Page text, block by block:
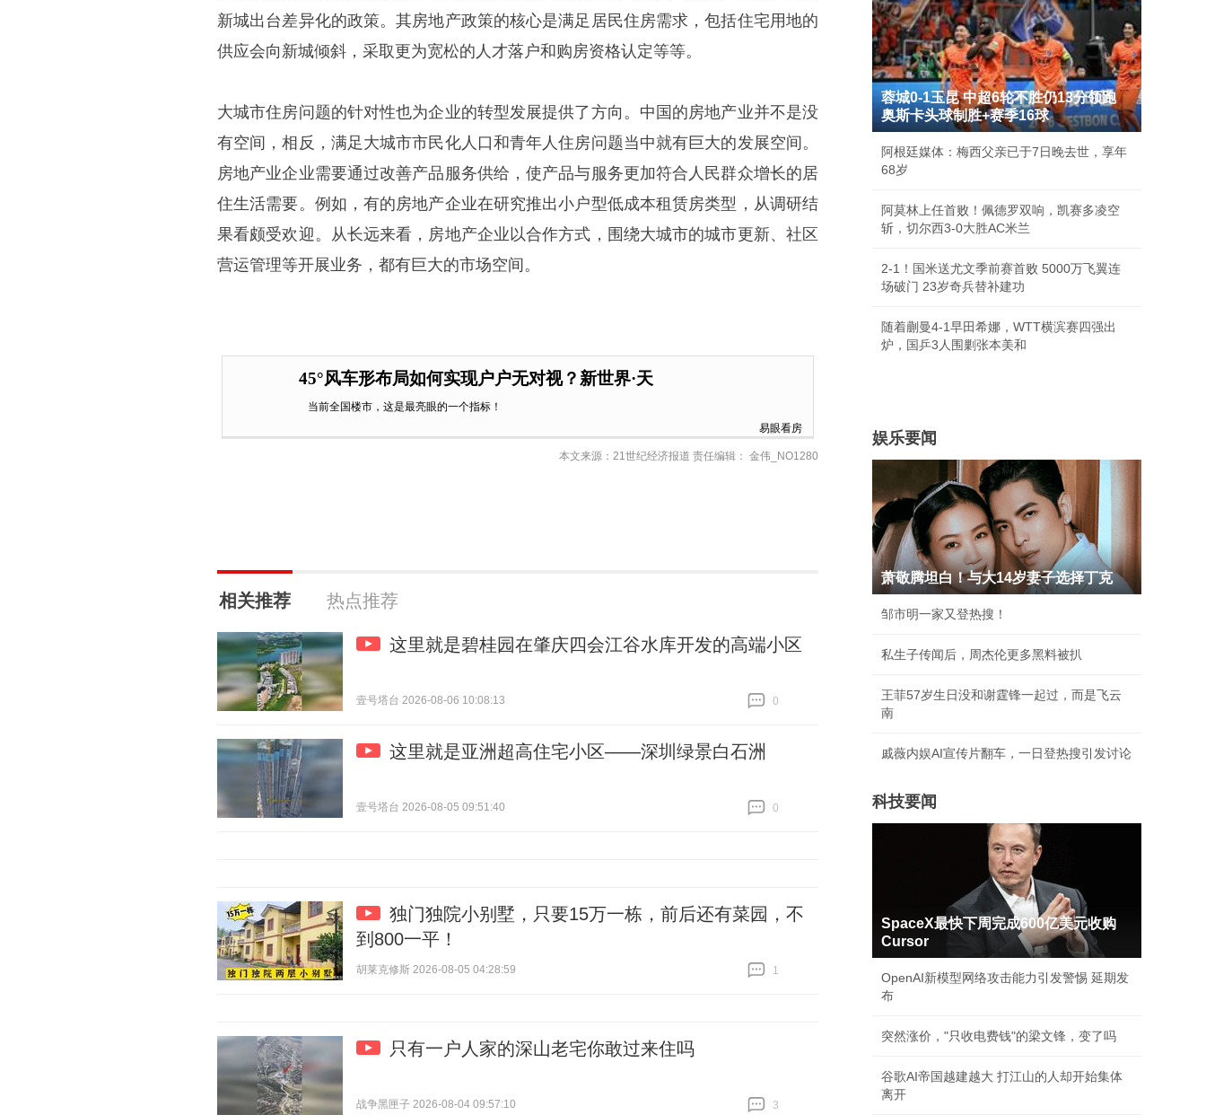
新城出台差异化的政策。其房地产政策的核心是满足居民住房需求，包括住宅用地的
供应会向新城倾斜，采取更为宽松的人才落户和购房资格认定等等。
大城市住房问题的针对性也为企业的转型发展提供了方向。中国的房地产业并不是没
有空间，相反，满足大城市市民化人口和青年人住房问题当中就有巨大的发展空间。
房地产业企业需要通过改善产品服务供给，使产品与服务更加符合人民群众增长的居
住生活需要。例如，有的房地产企业在研究推出小户型低成本租赁房类型，从调研结
果看颇受欢迎。从长远来看，房地产企业以合作方式，围绕大城市的城市更新、社区
营运管理等开展业务，都有巨大的市场空间。
45°风车形布局如何实现户户无对视？新世界·天
当前全国楼市，这是最亮眼的一个指标！
易眼看房
本文来源：21世纪经济报道 责任编辑： 金伟_NO1280
相关推荐 热点推荐
这里就是碧桂园在肇庆四会江谷水库开发的高端小区
壹号塔台 2026-08-06 10:08:13
0
这里就是亚洲超高住宅小区——深圳绿景白石洲
壹号塔台 2026-08-05 09:51:40
0
独门独院小别墅，只要15万一栋，前后还有菜园，不
到800一平！
胡莱克修斯 2026-08-05 04:28:59
1
只有一户人家的深山老宅你敢过来住吗
战争黑匣子 2026-08-04 09:57:10 3
蓉城0-1玉昆 中超6轮不胜仍13分领跑
奥斯卡头球制胜+赛季16球
阿根廷媒体：梅西父亲已于7日晚去世，享年
68岁
阿莫林上任首败！佩德罗双响，凯赛多凌空
斩，切尔西3-0大胜AC米兰
2-1！国米送尤文季前赛首败 5000万飞翼连
场破门 23岁奇兵替补建功
随着蒯曼4-1早田希娜，WTT横滨赛四强出
炉，国乒3人围剿张本美和
娱乐要闻
萧敬腾坦白！与大14岁妻子选择丁克
邹市明一家又登热搜！
私生子传闻后，周杰伦更多黑料被扒
王菲57岁生日没和谢霆锋一起过，而是飞云
南
戚薇内娱AI宣传片翻车，一日登热搜引发讨论
科技要闻
SpaceX最快下周完成600亿美元收购
Cursor
OpenAI新模型网络攻击能力引发警惕 延期发
布
突然涨价，"只收电费钱"的梁文锋，变了吗
谷歌AI帝国越建越大 打江山的人却开始集体
离开